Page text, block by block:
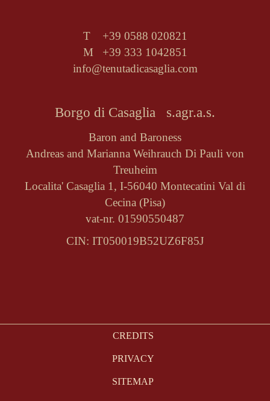
T +39 0588 020821
M +39 333 1042851
info@tenutadicasaglia.com
Borgo di Casaglia s.agr.a.s.
Baron and Baroness
Andreas and Marianna Weihrauch Di Pauli von
Treuheim
Localita' Casaglia 1, I-56040 Montecatini Val di
Cecina (Pisa)
vat-nr. 01590550487
CIN: IT050019B52UZ6F85J
CREDITS
PRIVACY
SITEMAP